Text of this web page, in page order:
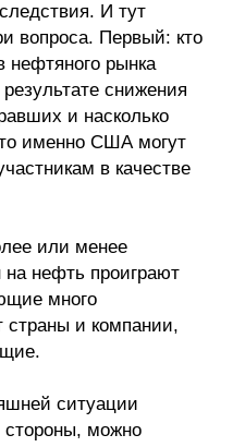
И тут
вопроса. Первый: кто
нефтяного рынка
результате снижения
и насколько
именно США могут
в качестве
или менее
нефть проиграют
много
страны и компании,
ситуации
стороны, можно